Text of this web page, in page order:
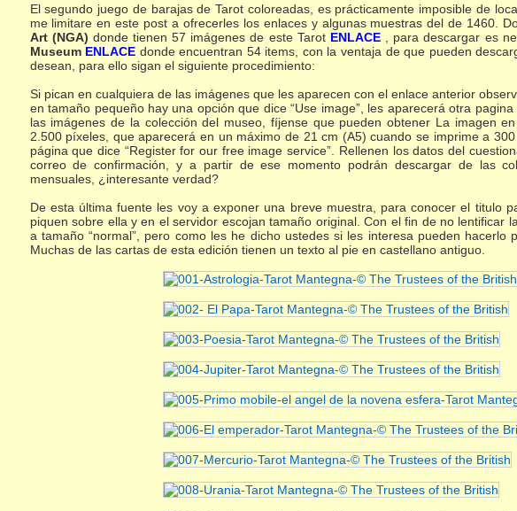
El segundo juego de barajas de Tarot coloreadas, es prácticamente imposible de
me limitare en este post a ofrecerles los enlaces y algunas muestras del de 1460.
Art (NGA) donde tienen 57 imágenes de este Tarot ENLACE, para descargar es
Museum ENLACE donde encuentran 54 items, con la ventaja de que pueden
desean, para ello sigan el siguiente procedimiento:
Si pican en cualquiera de las imágenes que les aparecen con el enlace anterior
en tamaño pequeño hay una opción que dice “Use image”, les aparecerá otra
las imágenes de la colección del museo, fíjense que pueden obtener La imagen
2.500 píxeles, que aparecerá en un máximo de 21 cm (A5) cuando se imprime a
página que dice “Register for our free image service”. Rellenen los datos del
correo de confirmación, y a partir de ese momento podrán descargar de las
mensuales, ¿interesante verdad?
De esta última fuente les voy a exponer una breve muestra, para conocer el titulo
piquen sobre ella y en el servidor escojan tamaño original. Con el fin de no lentificar
a tamaño “normal”, pero como les he dicho ustedes si les interesa pueden hacerlo
Muchas de las cartas de esta edición tienen un texto al pie en castellano antiguo.